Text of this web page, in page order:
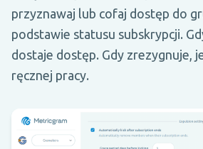
przyznawaj lub cofaj dostęp do
podstawie statusu subskrypcji.
dostaje dostęp. Gdy zrezygnuje,
ręcznej pracy.